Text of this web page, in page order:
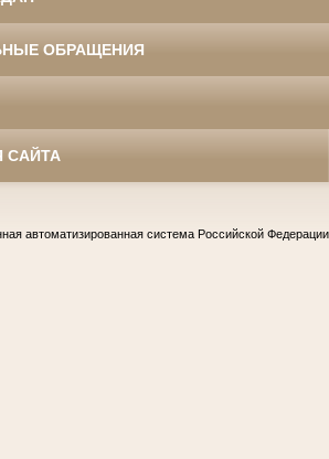
ОБРАЩЕНИЯ
САЙТА
автоматизированная система Российской